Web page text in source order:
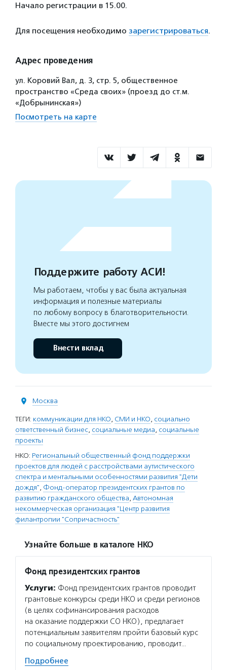
Начало регистрации в 15.00.
Для посещения необходимо зарегистрироваться.
Адрес проведения
ул. Коровий Вал, д. 3, стр. 5, общественное
пространство «Среда своих» (проезд до ст.м.
«Добрынинская»)
Посмотреть на карте
Поддержите работу АСИ!
Мы работаем, чтобы у вас была актуальная
информация и полезные материалы
по любому вопросу в благотворительности.
Вместе мы этого достигнем
Внести вклад
Москва
ТЕГИ: коммуникации для НКО, СМИ и НКО, социально
ответственный бизнес, социальные медиа, социальные
проекты
НКО: Региональный общественный фонд поддержки
проектов для людей с расстройствами аутистического
спектра и ментальными особенностями развития "Дети
дождя", Фонд-оператор президентских грантов по
развитию гражданского общества, Автономная
некоммерческая организация "Центр развития
филантропии "Сопричастность"
Узнайте больше в каталоге НКО
Фонд президентских грантов
Услуги: Фонд президентских грантов проводит
грантовые конкурсы среди НКО и среди регионов
(в целях софинансирования расходов
на оказание поддержки СО НКО), предлагает
потенциальным заявителям пройти базовый курс
по социальному проектированию, проводит…
Подробнее